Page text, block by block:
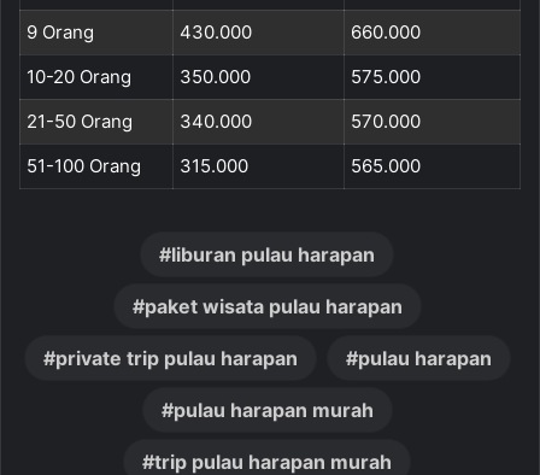
9 Orang
430.000
660.000
10-20 Orang
350.000
575.000
21-50 Orang
340.000
570.000
51-100 Orang
315.000 565.000
liburan pulau harapan
paket wisata pulau harapan
private trip pulau harapan pulau harapan
pulau harapan murah
trip pulau harapan murah